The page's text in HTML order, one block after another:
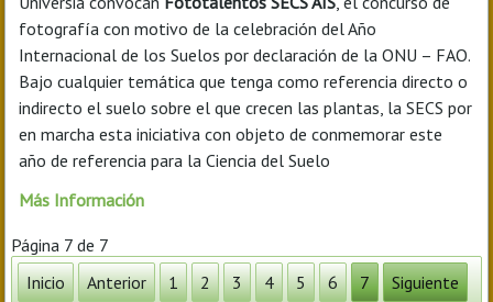
fotografía con motivo de la celebración del Año
Internacional de los Suelos por declaración de la ONU – FAO.
Bajo cualquier temática que tenga como referencia directo o
indirecto el suelo sobre el que crecen las plantas, la SECS por
en marcha esta iniciativa con objeto de conmemorar este
año de referencia para la Ciencia del Suelo
Más Información
Página 7 de 7
Inicio
Anterior 1 2 3 4 5 6 7
Siguiente